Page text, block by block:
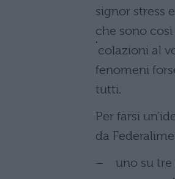
signor stress
che sono
colazioni al
fenomeni
tutti.
Per farsi
da
– uno su tre